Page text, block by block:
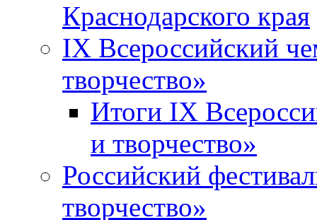
Краснодарского края
IX Всероссийский
творчество»
Итоги IX
и творчество»
Российский
творчество»